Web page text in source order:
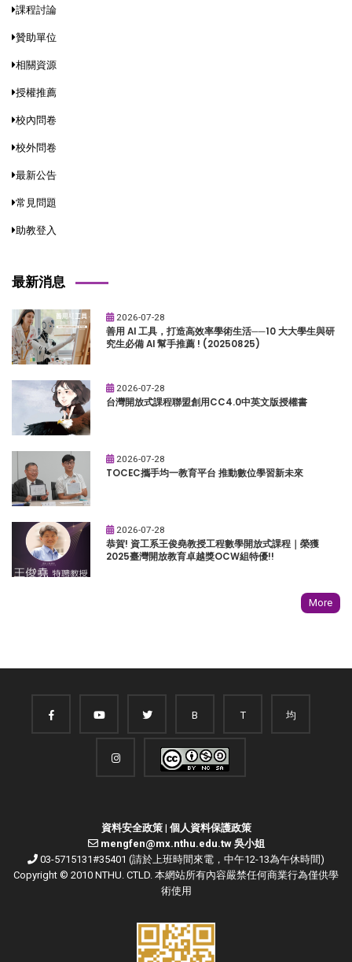
課程討論
贊助單位
相關資源
授權推薦
校內問卷
校外問卷
最新公告
常見問題
助教登入
最新消息
2026-07-28
善用 AI 工具，打造高效率學術生活──10 大大學生與研
究生必備 AI 幫手推薦 ! (20250825)
2026-07-28
台灣開放式課程聯盟創用CC4.0中英文版授權書
2026-07-28
TOCEC攜手均一教育平台 推動數位學習新未來
2026-07-28
恭賀! 資工系王俊堯教授工程數學開放式課程｜榮獲
2025臺灣開放教育卓越獎OCW組特優!!
More
B T 均
資料安全政策| 個人資料保護政策
mengfen@mx.nthu.edu.tw 吳小姐
03-5715131#35401 (請於上班時間來電，中午12-13為午休時間)
Copyright © 2010 NTHU. CTLD. 本網站所有內容嚴禁任何商業行為僅供學
術使用